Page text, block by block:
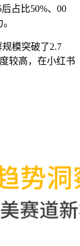
占比50%、00
模突破了2.7
较高，在小红书